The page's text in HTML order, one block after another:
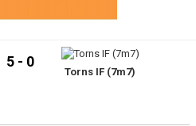
5 - 0
Torns IF (7m7)